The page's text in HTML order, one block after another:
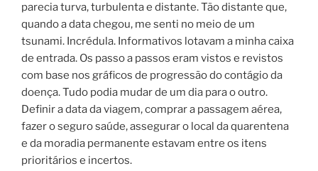
parecia turva, turbulenta e distante. Tão distante que,
quando a data chegou, me senti no meio de um
tsunami. Incrédula. Informativos lotavam a minha caixa
de entrada. Os passo a passos eram vistos e revistos
com base nos gráficos de progressão do contágio da
doença. Tudo podia mudar de um dia para o outro.
Definir a data da viagem, comprar a passagem aérea,
fazer o seguro saúde, assegurar o local da quarentena
e da moradia permanente estavam entre os itens
prioritários e incertos.